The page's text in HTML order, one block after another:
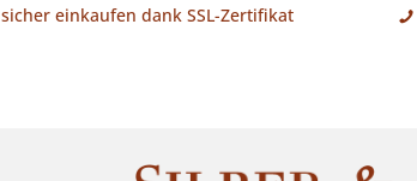
sicher einkaufen dank SSL-Zertifikat